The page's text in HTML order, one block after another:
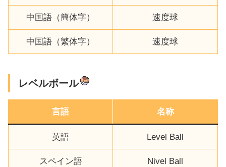
中国語（簡体字） 速度球
中国語（繁体字） 速度球
レベルボール
言語 名称
英語 Level Ball
スペイン語 Nivel Ball